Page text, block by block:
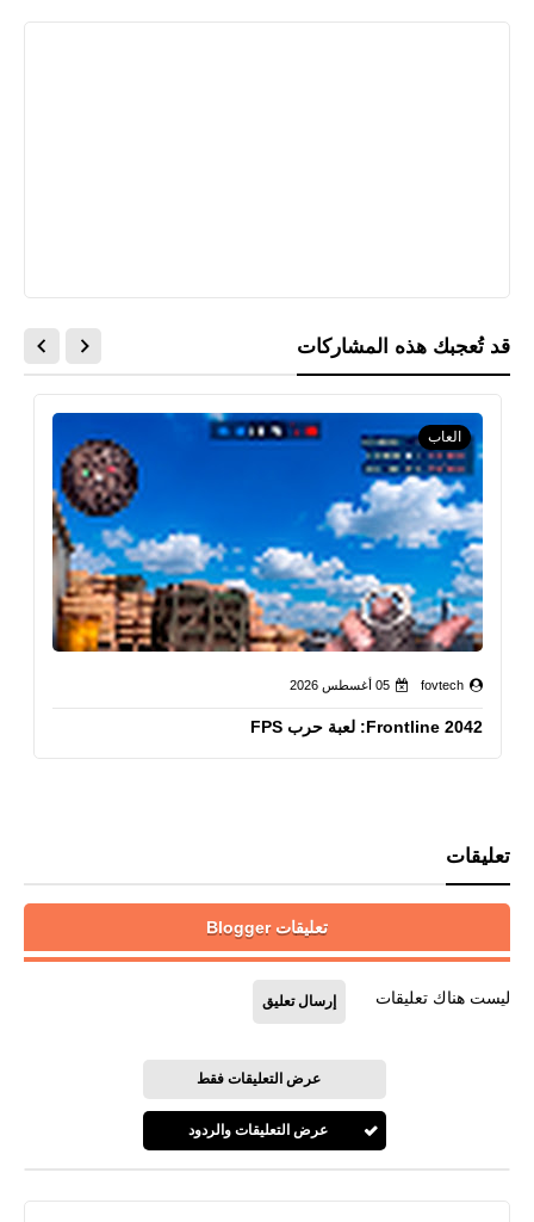
قد تُعجبك هذه المشاركات
العاب
fovtech 05 أغسطس 2026
Frontline 2042: لعبة حرب FPS
تعليقات
تعليقات Blogger
ليست هناك تعليقات إرسال تعليق
عرض التعليقات فقط
عرض التعليقات والردود